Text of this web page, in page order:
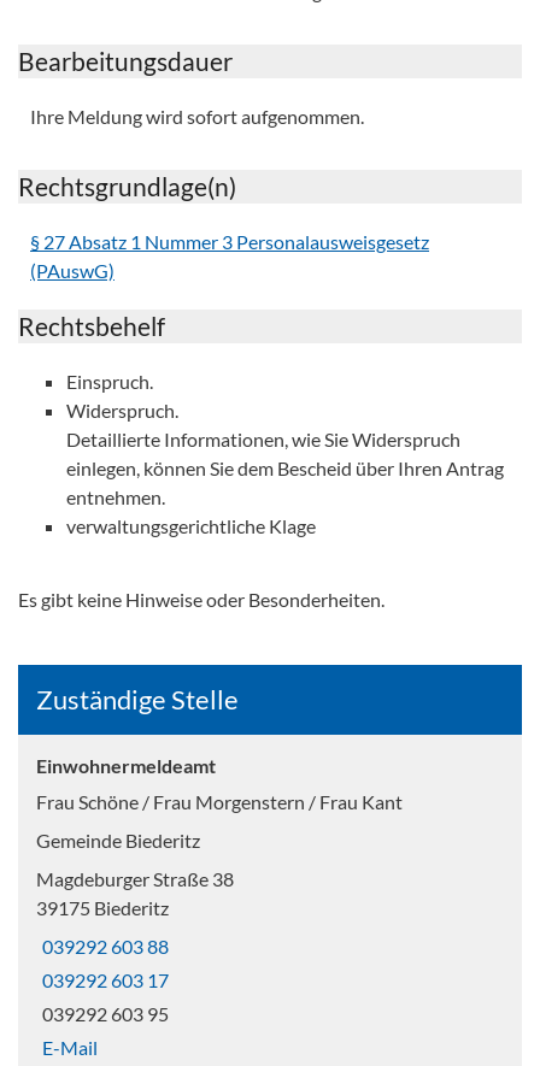
Bearbeitungsdauer
Ihre Meldung wird sofort aufgenommen.
Rechtsgrundlage(n)
§ 27 Absatz 1 Nummer 3 Personalausweisgesetz
(PAuswG)
Rechtsbehelf
Einspruch.
Widerspruch.
Detaillierte Informationen, wie Sie Widerspruch
einlegen, können Sie dem Bescheid über Ihren Antrag
entnehmen.
verwaltungsgerichtliche Klage
Es gibt keine Hinweise oder Besonderheiten.
Zuständige Stelle
Einwohnermeldeamt
Frau Schöne / Frau Morgenstern / Frau Kant
Gemeinde Biederitz
Magdeburger Straße 38
39175 Biederitz
039292 603 88
039292 603 17
039292 603 95
E-Mail